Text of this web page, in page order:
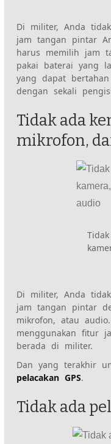
Di militer, Anda
jam tangan pintar
harus memilih jam
pakai baterai yang
yang dapat
dengan sekali
Tidak ada
mikrofon,
Di militer, Anda
jam tangan pintar
mikrofon, atau
menggunakan fitur
berada di militer.
Dan yang terakhir
pelacakan GPS.
Tidak ada